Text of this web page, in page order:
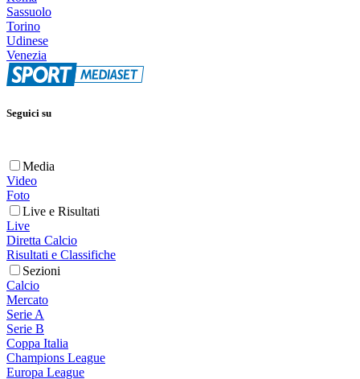
Sassuolo
Torino
Udinese
Venezia
Seguici su
Media
Video
Foto
Live e Risultati
Live
Diretta Calcio
Risultati e Classifiche
Sezioni
Calcio
Mercato
Serie A
Serie B
Coppa Italia
Champions League
Europa League